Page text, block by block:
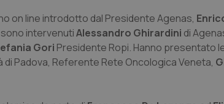
on line introdotto dal Presidente Agenas,
sono intervenutiAlessandro Ghirardini di
Gori Presidente Ropi. Hanno presentato
di Padova, Referente Rete Oncologica Veneta,